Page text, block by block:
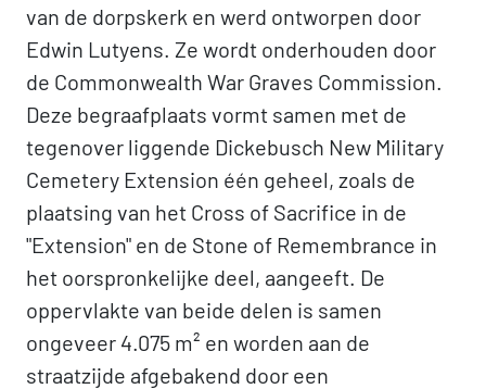
van de dorpskerk en werd ontworpen door
Edwin Lutyens. Ze wordt onderhouden door
de Commonwealth War Graves Commission.
Deze begraafplaats vormt samen met de
tegenover liggende Dickebusch New Military
Cemetery Extension één geheel, zoals de
plaatsing van het Cross of Sacrifice in de
"Extension" en de Stone of Remembrance in
het oorspronkelijke deel, aangeeft. De
oppervlakte van beide delen is samen
ongeveer 4.075 m² en worden aan de
straatzijde afgebakend door een